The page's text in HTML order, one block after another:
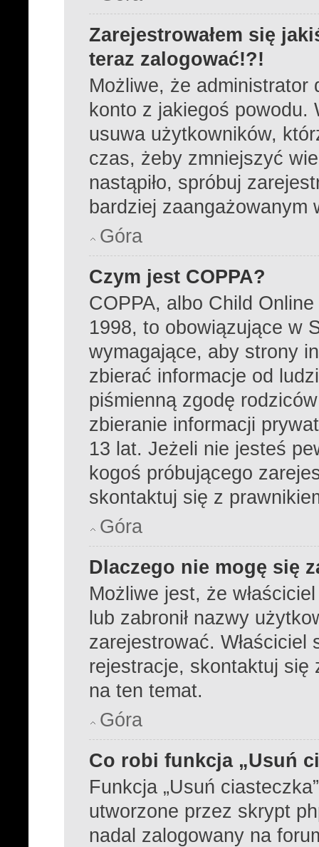
Zarejestrowałem się
teraz zalogować!?!
Możliwe, że administrator
konto z jakiegoś powodu.
usuwa użytkowników,
czas, żeby zmniejszyć
nastąpiło, spróbuj
bardziej zaangażowanym
Góra
Czym jest COPPA?
COPPA, albo Child
1998, to obowiązujące w
wymagające, aby strony
zbierać informacje od
piśmienną zgodę
zbieranie informacji
13 lat. Jeżeli nie jesteś
kogoś próbującego
skontaktuj się z
Góra
Dlaczego nie mogę się
Możliwe jest, że
lub zabronił nazwy
zarejestrować. Właściciel
rejestracje, skontaktuj się
na ten temat.
Góra
Co robi funkcja „Usuń
Funkcja „Usuń
utworzone przez skrypt
nadal zalogowany na